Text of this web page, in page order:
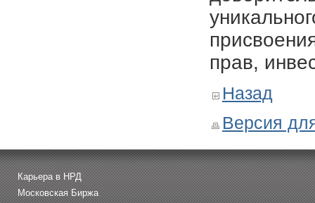
прав,
Назад
Версия
Карьера в НРД
Московская Биржа